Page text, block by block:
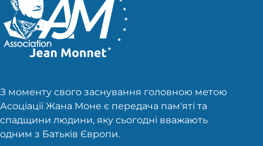
З моменту свого заснування головною метою
Асоціації Жана Моне є передача пам'яті та
спадщини людини, яку сьогодні вважають
одним з Батьків Європи.